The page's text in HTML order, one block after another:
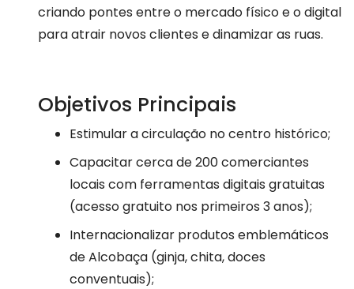
criando pontes entre o mercado físico e o digital
para atrair novos clientes e dinamizar as ruas.
Objetivos Principais
Estimular a circulação no centro histórico;
Capacitar cerca de 200 comerciantes
locais com ferramentas digitais gratuitas
(acesso gratuito nos primeiros 3 anos);
Internacionalizar produtos emblemáticos
de Alcobaça (ginja, chita, doces
conventuais);